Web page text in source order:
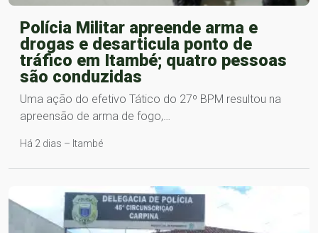
Polícia Militar apreende arma e
drogas e desarticula ponto de
tráfico em Itambé; quatro pessoas
são conduzidas
Uma ação do efetivo Tático do 27º BPM resultou na
apreensão de arma de fogo,…
Há 2 dias – Itambé